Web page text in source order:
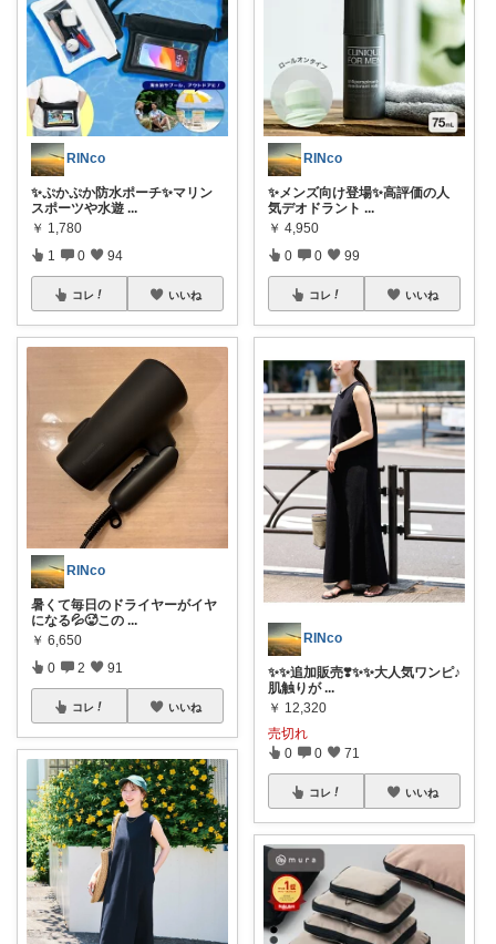
RINco
✨ぷかぷか防水ポーチ✨マリン
スポーツや水遊 ...
￥ 1,780
1 0 94
コレ いいね
RINco
暑くて毎日のドライヤーがイヤ
になる💦🥵この ...
￥ 6,650
0 2 91
コレ いいね
RINco
✨メンズ向け登場✨高評価の人
気デオドラント ...
￥ 4,950
0 0 99
コレ いいね
RINco
✨✨追加販売❣️✨✨大人気ワンピ♪
肌触りが ...
￥ 12,320
売切れ
0 0 71
コレ いいね